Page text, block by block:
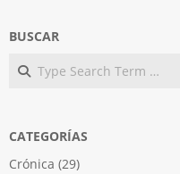
BUSCAR
Search
CATEGORÍAS
Crónica (29)